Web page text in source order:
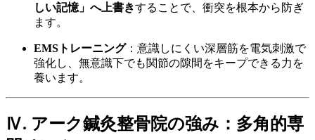
しい記憶」へ上書きすることで、衝突を根本から防ぎ
ます。
EMSトレーニング：意識しにくい深層筋を電気刺激で
強化し、無意識下でも関節の隙間をキープできる力を
養います。
Ⅳ. アーク鍼灸整骨院の強み：多角的専